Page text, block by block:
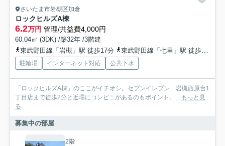
さいたま市岩槻区加倉
ロックヒルズA棟
6.2万円 管理/共益費4,000円
60.04㎡ (3DK) /築32年 /3階建
東武野田線「岩槻」駅 徒歩17分
東武野田線「七里」駅 徒歩34分
駐輪場 インターネット対応 公共下水
「ロックヒルズA棟」のここがイチオシ。セブンイレブン 岩槻西原台1
丁目店まで徒歩2分と近場にコンビニがあるのもポイント。... もっと見
る
募集中の部屋
2階